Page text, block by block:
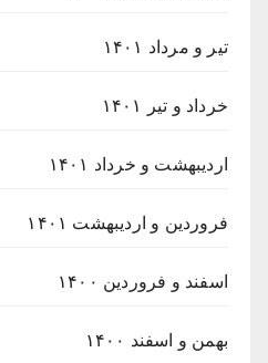
تیر و مرداد ۱۴۰۱
خرداد و تیر ۱۴۰۱
اردیبهشت و خرداد ۱۴۰۱
فروردین و اردیبهشت ۱۴۰۱
اسفند و فروردین ۱۴۰۰
بهمن و اسفند ۱۴۰۰